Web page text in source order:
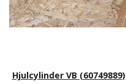
Hjulcylinder VB (60749889)